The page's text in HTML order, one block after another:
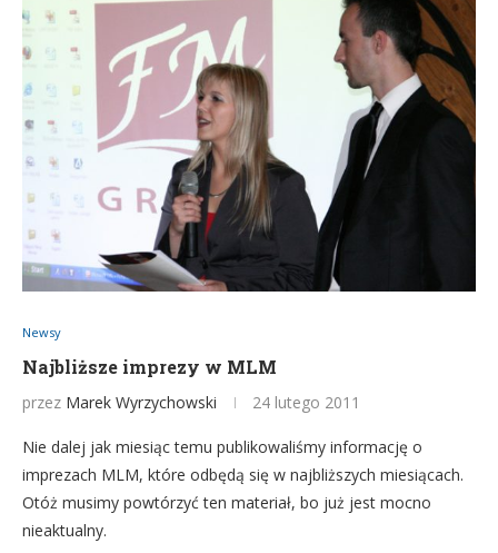
Newsy
Najbliższe imprezy w MLM
przez Marek Wyrzychowski 24 lutego 2011
Nie dalej jak miesiąc temu publikowaliśmy informację o
imprezach MLM, które odbędą się w najbliższych miesiącach.
Otóż musimy powtórzyć ten materiał, bo już jest mocno
nieaktualny.